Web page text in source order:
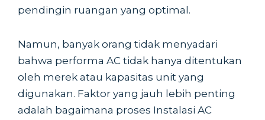
pendingin ruangan yang optimal.
Namun, banyak orang tidak menyadari
bahwa performa AC tidak hanya ditentukan
oleh merek atau kapasitas unit yang
digunakan. Faktor yang jauh lebih penting
adalah bagaimana proses Instalasi AC